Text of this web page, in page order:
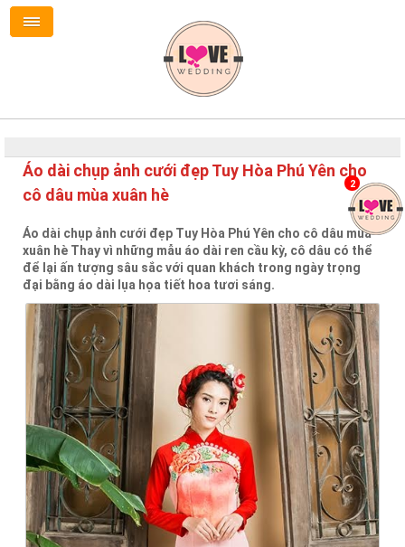
Áo dài chụp ảnh cưới đẹp Tuy Hòa Phú Yên cho
cô dâu mùa xuân hè
Áo dài chụp ảnh cưới đẹp Tuy Hòa Phú Yên cho cô dâu mùa
xuân hè Thay vì những mẫu áo dài ren cầu kỳ, cô dâu có thể
để lại ấn tượng sâu sắc với quan khách trong ngày trọng
đại bằng áo dài lụa họa tiết hoa tươi sáng.
2